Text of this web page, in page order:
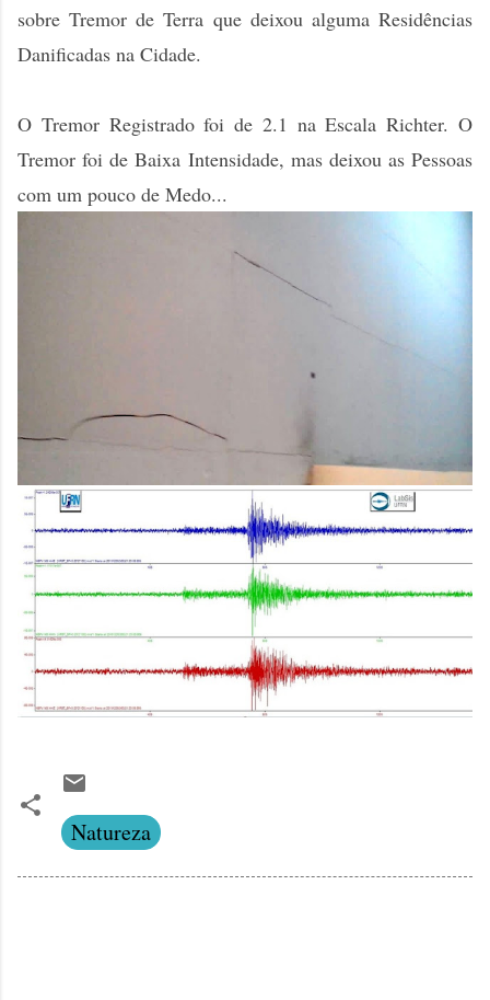
sobre Tremor de Terra que deixou alguma Residências
Danificadas na Cidade.
O Tremor Registrado foi de 2.1 na Escala Richter. O
Tremor foi de Baixa Intensidade, mas deixou as Pessoas
com um pouco de Medo...
Natureza